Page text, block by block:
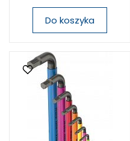
Do koszyka